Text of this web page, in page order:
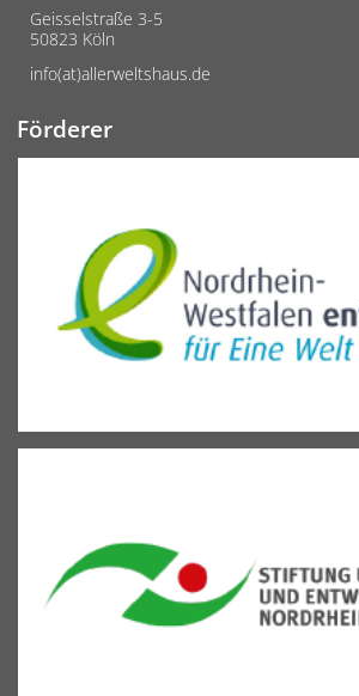
Geisselstraße 3-5
50823 Köln
info(at)allerweltshaus.de
Förderer